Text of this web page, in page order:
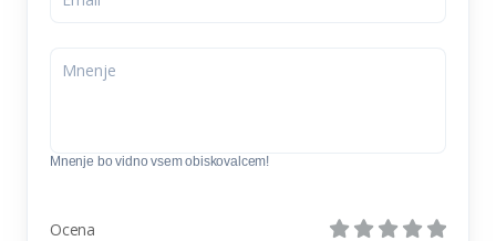
Mnenje bo vidno vsem obiskovalcem!
Ocena